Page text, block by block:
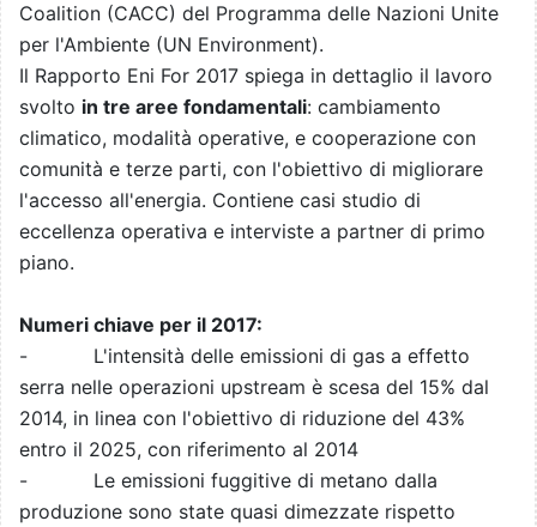
Coalition (CACC) del Programma delle Nazioni Unite
per l'Ambiente (UN Environment).
Il Rapporto Eni For 2017 spiega in dettaglio il lavoro
svolto in tre aree fondamentali: cambiamento
climatico, modalità operative, e cooperazione con
comunità e terze parti, con l'obiettivo di migliorare
l'accesso all'energia. Contiene casi studio di
eccellenza operativa e interviste a partner di primo
piano.
Numeri chiave per il 2017:
- L'intensità delle emissioni di gas a effetto
serra nelle operazioni upstream è scesa del 15% dal
2014, in linea con l'obiettivo di riduzione del 43%
entro il 2025, con riferimento al 2014
- Le emissioni fuggitive di metano dalla
produzione sono state quasi dimezzate rispetto